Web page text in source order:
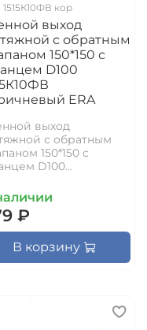
1515К10ФВ кор
выход
с обратным
150*150 с
D100
ERA
выход
с обратным
150*150 с
D100...
₽
В корзину